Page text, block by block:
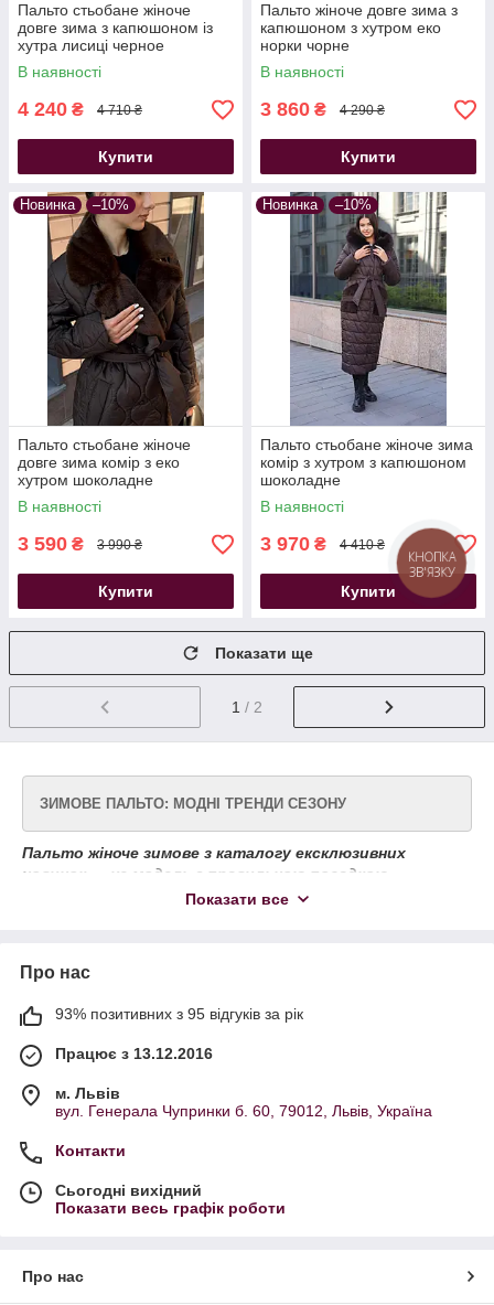
Пальто стьобане жіноче
довге зима з капюшоном із
хутра лисиці черное
В наявності
4 240 ₴ 4 710 ₴
Купити
Пальто жіноче довге зима з
капюшоном з хутром еко
норки чорне
В наявності
3 860 ₴ 4 290 ₴
Купити
Новинка –10%
Пальто стьобане жіноче
довге зима комір з еко
хутром шоколадне
В наявності
3 590 ₴ 3 990 ₴
Купити
Новинка –10%
Пальто стьобане жіноче зима
комір з хутром з капюшоном
шоколадне
В наявності
3 970 ₴ 4 410 ₴
Купити
Показати ще
1 / 2
ЗИМОВЕ ПАЛЬТО: МОДНІ ТРЕНДИ СЕЗОНУ
Пальто жіноче зимове з каталогу ексклюзивних
новинок — це модель з правильною посадкою,
бездоганним кроєм і преміальною якістю пошиття.
кашемір
альпака
В якості утеплювача використовуються сучасні та
надійні матеріали: синтепон, холлофайбер, еко-пух,
тінсулейт, силікон — все, щоб ви відчували себе
Вибирайте з актуальних моделей:
-пальто зимове кашемірове
розкіш і легкість;
зимове пальто великих розмірів -
Показати все
Про нас
93% позитивних з 95 відгуків за рік
Працює з 13.12.2016
м. Львів
вул. Генерала Чупринки б. 60, 79012, Львів, Україна
Контакти
Сьогодні вихідний
Показати весь графік роботи
Про нас
КНОПКА
ЗВ'ЯЗКУ